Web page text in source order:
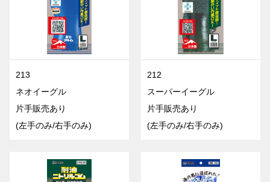
213
ネオイーグル
片手販売あり
(左手のみ/右手のみ)
212
スーパーイーグル
片手販売あり
(左手のみ/右手のみ)